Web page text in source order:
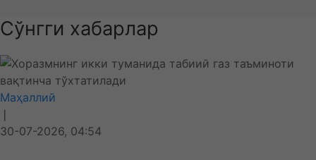
Сўнгги хабарлар
Маҳаллий
❘
30-07-2026, 04:54